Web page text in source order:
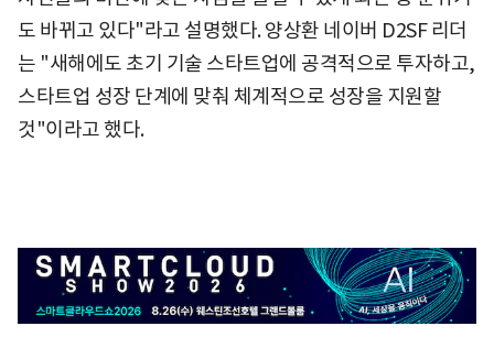
도 바뀌고 있다"라고 설명했다. 양상환 네이버 D2SF 리더
는 "새해에도 초기 기술 스타트업에 공격적으로 투자하고,
스타트업 성장 단계에 맞춰 체계적으로 성장을 지원할
것"이라고 했다.